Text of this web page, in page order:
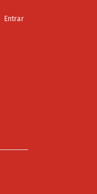
Entrar